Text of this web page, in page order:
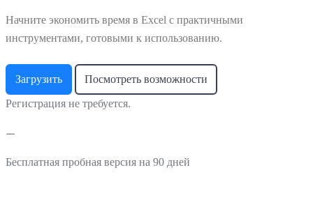
Начните экономить время в Excel с практичными
инструментами, готовыми к использованию.
Загрузить Посмотреть возможности
Регистрация не требуется.
Бесплатная пробная версия на 90 дней